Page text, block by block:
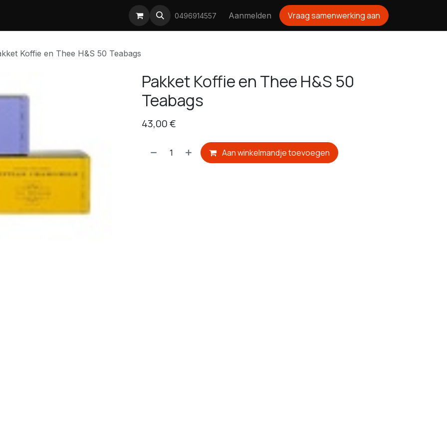
0496914557 Aanmelden Vraag samenwerking aan
Koffie en Thee H&S 50 Teabags
Pakket Koffie en Thee H&S 50
Teabags
43,00€
Aan winkelmandje toevoegen